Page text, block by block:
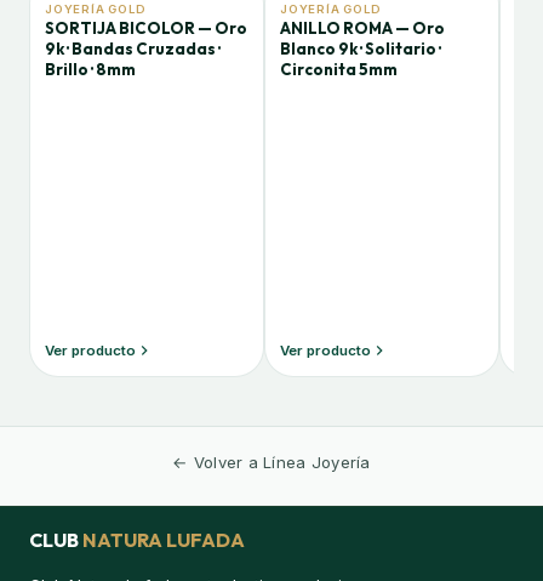
JOYERÍA GOLD
SORTIJA BICOLOR — Oro
9k · Bandas Cruzadas ·
Brillo · 8mm
Ver producto
JOYERÍA GOLD
ANILLO ROMA — Oro
Blanco 9k · Solitario ·
Circonita 5mm
Ver producto
← Volver a Línea Joyería
CLUB NATURA LUFADA